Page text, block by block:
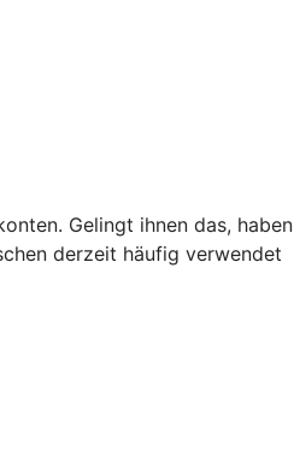
Gelingt ihnen das, haben
derzeit häufig verwendet